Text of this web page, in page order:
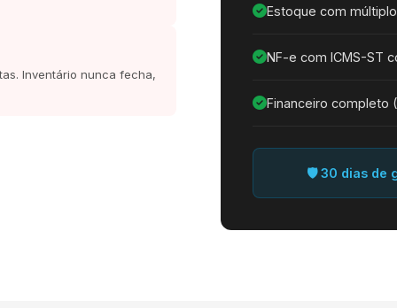
Inventário nunca fecha,
Estoque com
NF-e com ICMS-ST
Financeiro completo
🛡️ 30 dias de